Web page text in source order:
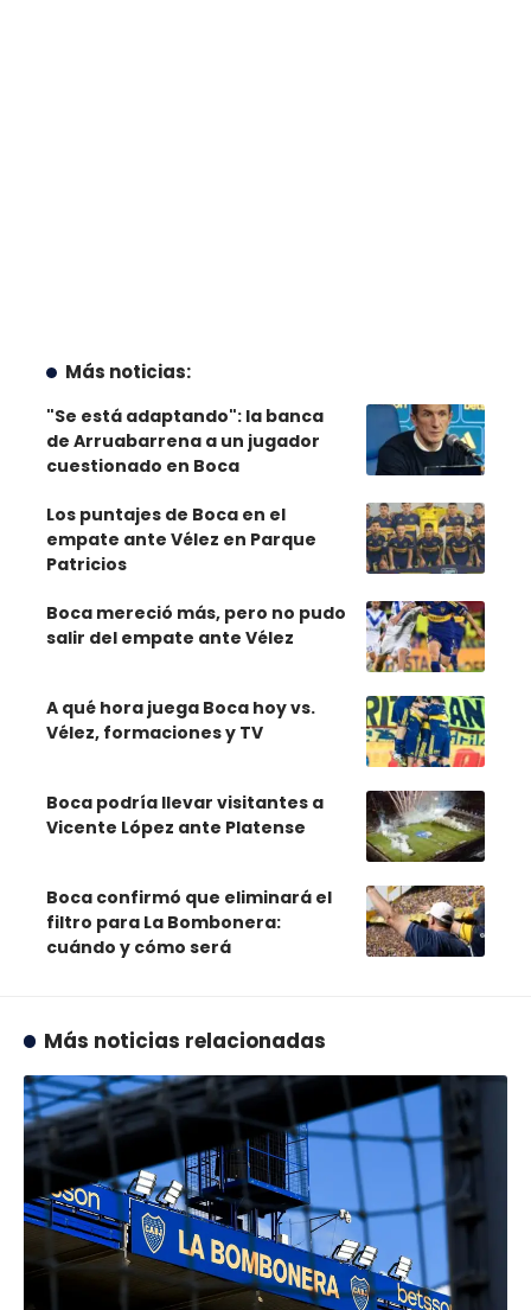
Más noticias:
"Se está adaptando": la banca
de Arruabarrena a un jugador
cuestionado en Boca
Los puntajes de Boca en el
empate ante Vélez en Parque
Patricios
Boca mereció más, pero no pudo
salir del empate ante Vélez
A qué hora juega Boca hoy vs.
Vélez, formaciones y TV
Boca podría llevar visitantes a
Vicente López ante Platense
Boca confirmó que eliminará el
filtro para La Bombonera:
cuándo y cómo será
Más noticias relacionadas